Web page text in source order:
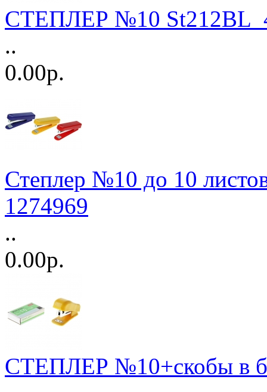
СТЕПЛЕР №10
..
0.00р.
Степлер №10 до 10
1274969
..
0.00р.
СТЕПЛЕР №10+скобы в